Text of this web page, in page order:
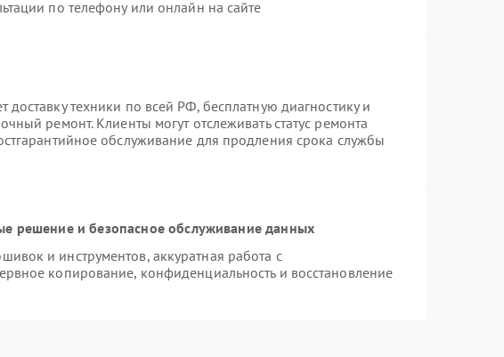
по телефону или онлайн на сайте
доставку техники по всей РФ, бесплатную диагностику и
ремонт. Клиенты могут отслеживать статус ремонта
обслуживание для продления срока службы
решение и безопасное обслуживание данных
и инструментов, аккуратная работа с
копирование, конфиденциальность и восстановление